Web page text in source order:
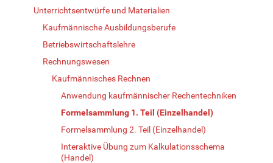
Unterrichtsentwürfe und Materialien
Kaufmännische Ausbildungsberufe
Betriebswirtschaftslehre
Rechnungswesen
Kaufmännisches Rechnen
Anwendung kaufmännischer Rechentechniken
Formelsammlung 1. Teil (Einzelhandel)
Formelsammlung 2. Teil (Einzelhandel)
Interaktive Übung zum Kalkulationsschema
(Handel)